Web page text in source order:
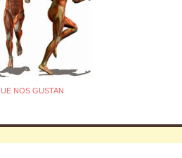
NOS GUSTAN